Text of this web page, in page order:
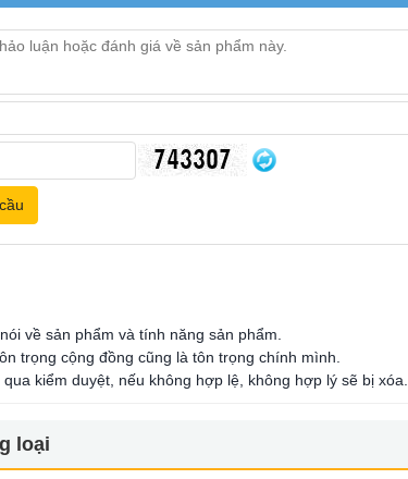
về sản phẩm và tính năng sản phẩm.
trọng cộng đồng cũng là tôn trọng chính mình.
kiểm duyệt, nếu không hợp lệ, không hợp lý sẽ bị xóa.
loại